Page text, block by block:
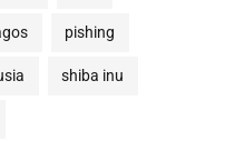
pishing
shiba inu